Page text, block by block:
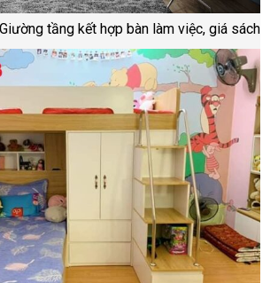
tầng kết hợp bàn làm việc, giá sách